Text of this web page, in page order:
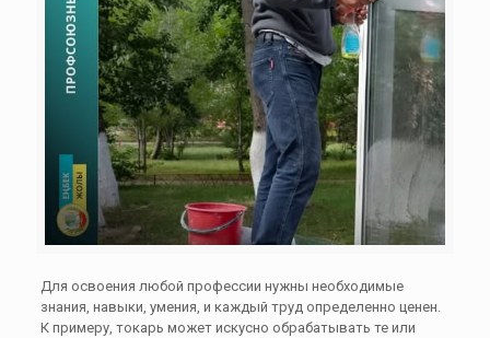
Для освоения любой профессии нужны необходимые
знания, навыки, умения, и каждый труд определенно ценен.
К примеру, токарь может искусно обрабатывать те или